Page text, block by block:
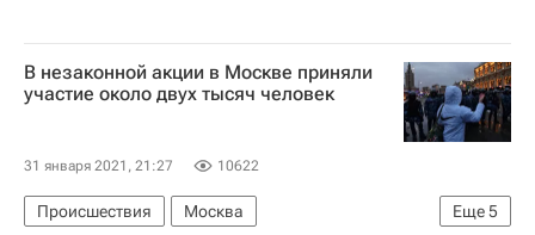
В незаконной акции в Москве приняли
участие около двух тысяч человек
31 января 2021, 21:27 10622
Еще5
Происшествия
Москва